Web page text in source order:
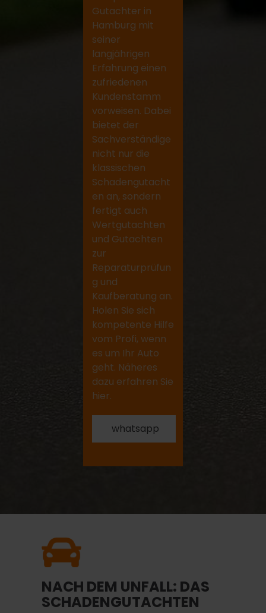
Gutachter in
Hamburg mit
seiner
langjährigen
Erfahrung einen
zufriedenen
Kundenstamm
vorweisen. Dabei
bietet der
Sachverständige
nicht nur die
klassischen
Schadengutacht
en an, sondern
fertigt auch
Wertgutachten
und Gutachten
zur
Reparaturprüfun
g und
Kaufberatung an.
Holen Sie sich
kompetente Hilfe
vom Profi, wenn
es um Ihr Auto
geht. Näheres
dazu erfahren Sie
hier.
whatsapp
NACH DEM UNFALL: DAS
SCHADENGUTACHTEN